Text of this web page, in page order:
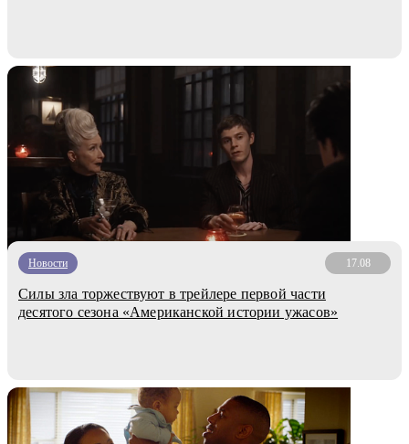
Новости 17.08
Силы зла торжествуют в трейлере первой части
десятого сезона «Американской истории ужасов»